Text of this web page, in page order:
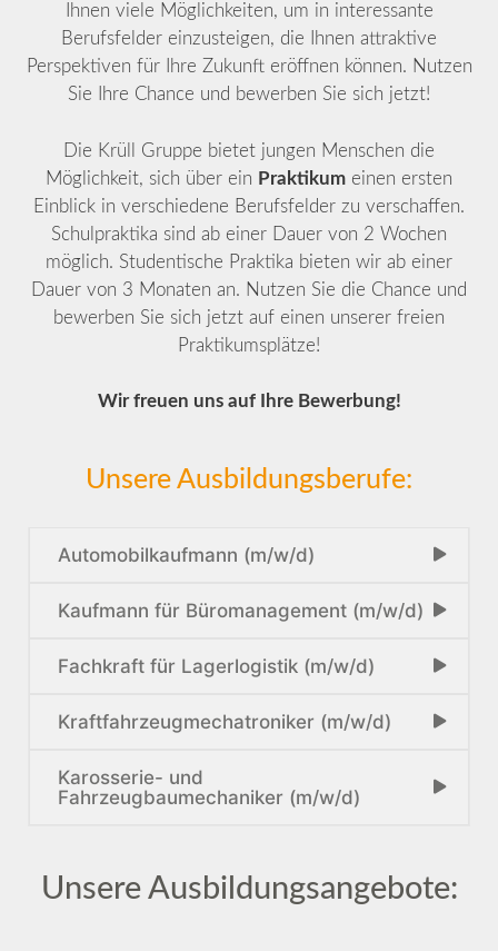
Ihnen viele Möglichkeiten, um in interessante
Berufsfelder einzusteigen, die Ihnen attraktive
Perspektiven für Ihre Zukunft eröffnen können. Nutzen
Sie Ihre Chance und bewerben Sie sich jetzt!
Die Krüll Gruppe bietet jungen Menschen die
Möglichkeit, sich über ein Praktikum einen ersten
Einblick in verschiedene Berufsfelder zu verschaffen.
Schulpraktika sind ab einer Dauer von 2 Wochen
möglich. Studentische Praktika bieten wir ab einer
Dauer von 3 Monaten an. Nutzen Sie die Chance und
bewerben Sie sich jetzt auf einen unserer freien
Praktikumsplätze!
Wir freuen uns auf Ihre Bewerbung!
Unsere Ausbildungsberufe:
Automobilkaufmann (m/w/d)
Kaufmann für Büromanagement (m/w/d)
Fachkraft für Lagerlogistik (m/w/d)
Kraftfahrzeugmechatroniker (m/w/d)
Karosserie- und
Fahrzeugbaumechaniker (m/w/d)
Unsere Ausbildungsangebote: